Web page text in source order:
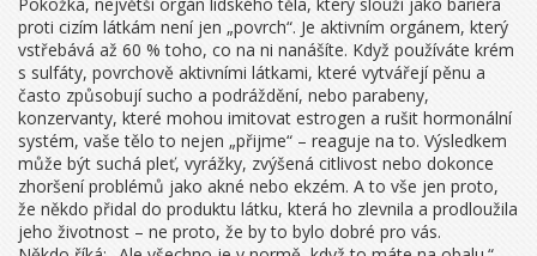
proti cizím látkám není jen „povrch“. Je aktivním orgánem, který
vstřebává až 60 % toho, co na ni nanášíte. Když používáte krém
s sulfáty, povrchově aktivními látkami, které vytvářejí pěnu a
často způsobují sucho a podráždění, nebo parabeny,
konzervanty, které mohou imitovat estrogen a rušit hormonální
systém, vaše tělo to nejen „přijme“ – reaguje na to. Výsledkem
může být suchá pleť, vyrážky, zvýšená citlivost nebo dokonce
zhoršení problémů jako akné nebo ekzém. A to vše jen proto,
že někdo přidal do produktu látku, která ho zlevnila a prodloužila
jeho životnost – ne proto, že by to bylo dobré pro vás.